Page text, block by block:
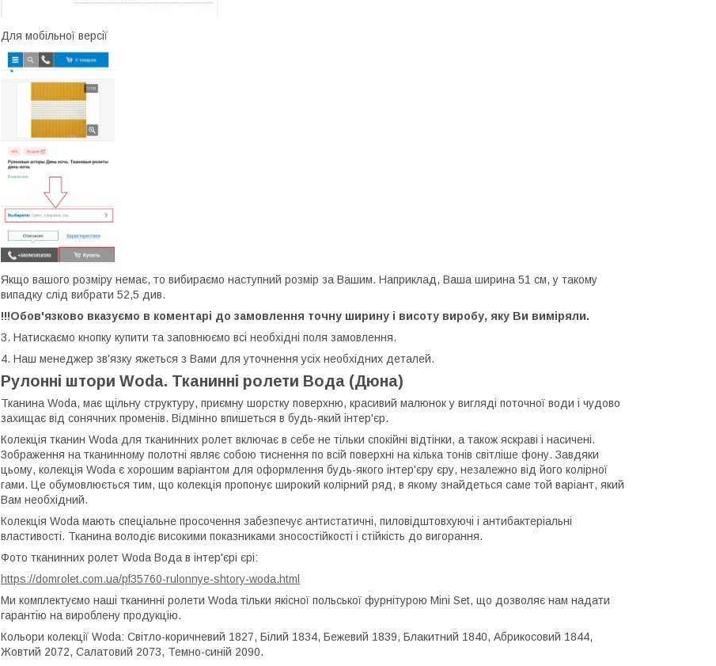
Для мобільної версії
Якщо вашого розміру немає, то вибираємо наступний розмір за Вашим. Наприклад, Ваша ширина 51 см, у такому
випадку слід вибрати 52,5 див.
!!!Обов'язково вказуємо в коментарі до замовлення точну ширину і висоту виробу, яку Ви виміряли.
3. Натискаємо кнопку купити та заповнюємо всі необхідні поля замовлення.
4. Наш менеджер зв'язку яжеться з Вами для уточнення усіх необхідних деталей.
Рулонні штори Woda. Тканинні ролети Вода (Дюна)
Тканина Woda, має щільну структуру, приємну шорстку поверхню, красивий малюнок у вигляді поточної води і чудово
захищає від сонячних променів. Відмінно впишеться в будь-який інтер'єр.
Колекція тканин Woda для тканинних ролет включає в себе не тільки спокійні відтінки, а також яскраві і насичені.
Зображення на тканинному полотні являє собою тиснення по всій поверхні на кілька тонів світліше фону. Завдяки
цьому, колекція Woda є хорошим варіантом для оформлення будь-якого інтер'єру єру, незалежно від його колірної
гами. Це обумовлюється тим, що колекція пропонує широкий колірний ряд, в якому знайдеться саме той варіант, який
Вам необхідний.
Колекція Woda мають спеціальне просочення забезпечує антистатичні, пиловідштовхуючі і антибактеріальні
властивості. Тканина володіє високими показниками зносостійкості і стійкість до вигорання.
Фото тканинних ролет Woda Вода в інтер'єрі єрі:
https://domrolet.com.ua/pf35760-rulonnye-shtory-woda.html
Ми комплектуємо наші тканинні ролети Woda тільки якісної польської фурнітурою Mini Set, що дозволяє нам надати
гарантію на вироблену продукцію.
Кольори колекції Woda: Світло-коричневий 1827, Білий 1834, Бежевий 1839, Блакитний 1840, Абрикосовий 1844,
Жовтий 2072, Салатовий 2073, Темно-синій 2090.